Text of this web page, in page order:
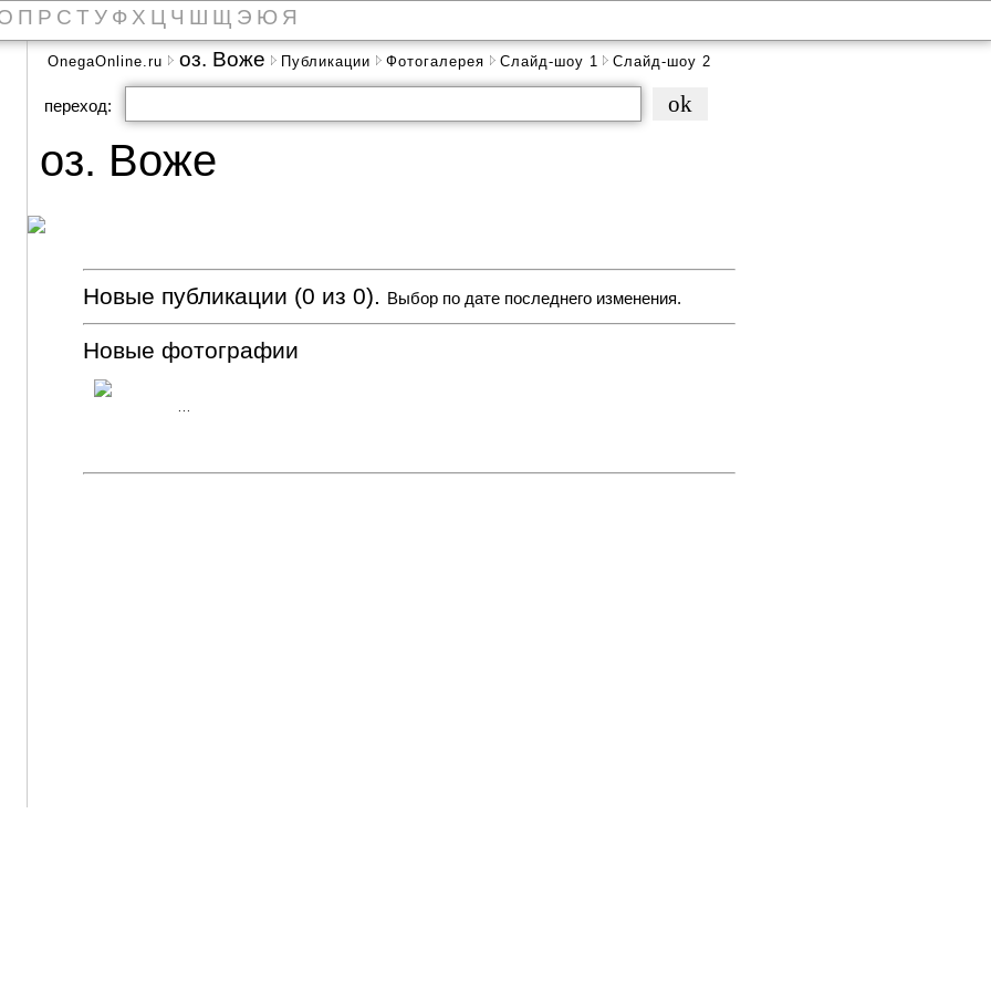
П Р С Т У Ф Х Ц Ч Ш Щ Э Ю Я
OnegaOnline.ru оз. Воже Публикации Фотогалерея Слайд-шоу 1 Слайд-шоу 2
переход:
оз. Воже
Новые публикации (0 из 0). Выбор по дате последнего изменения.
Новые фотографии